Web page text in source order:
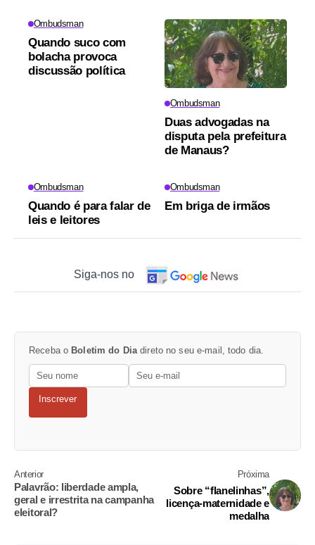
Ombudsman
Quando suco com
bolacha provoca
discussão política
Ombudsman
Duas advogadas na
disputa pela prefeitura
de Manaus?
Ombudsman
Quando é para falar de
leis e leitores
Ombudsman
Em briga de irmãos
Siga-nos no
Receba o Boletim do Dia direto no seu e-mail, todo dia.
Inscrever
Anterior
Palavrão: liberdade ampla,
geral e irrestrita na campanha
eleitoral?
Próxima
Sobre “flanelinhas”,
licença-maternidade e
medalha